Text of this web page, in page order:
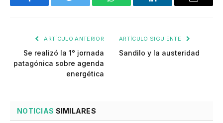
Facebook Twitter WhatsApp LinkedIn Email
ARTÍCULO ANTERIOR
Se realizó la 1° jornada
patagónica sobre agenda
energética
ARTÍCULO SIGUIENTE
Sandilo y la austeridad
NOTICIAS SIMILARES